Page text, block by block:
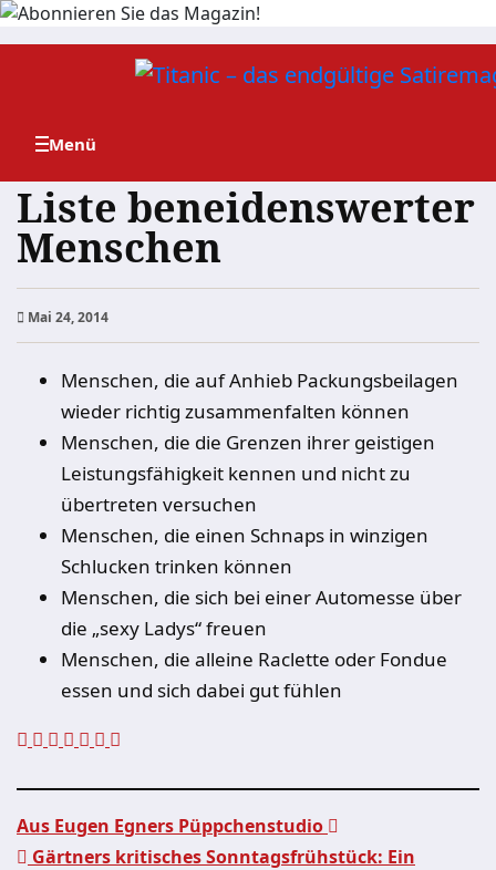
Zum
Liste beneidenswerter
Menschen
Mai 24, 2014
Menschen, die auf Anhieb Packungsbeilagen
wieder richtig zusammenfalten können
Menschen, die die Grenzen ihrer geistigen
Leistungsfähigkeit kennen und nicht zu
übertreten versuchen
Menschen, die einen Schnaps in winzigen
Schlucken trinken können
Menschen, die sich bei einer Automesse über
die „sexy Ladys“ freuen
Menschen, die alleine Raclette oder Fondue
essen und sich dabei gut fühlen
Aus Eugen Egners Püppchenstudio
Gärtners kritisches Sonntagsfrühstück: Ein